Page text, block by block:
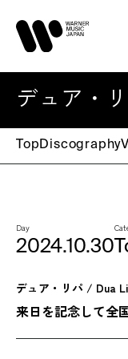
デュア・
Top Discography
Day
2024.10.30
デュア・リパ / Dua
来日を記念して全